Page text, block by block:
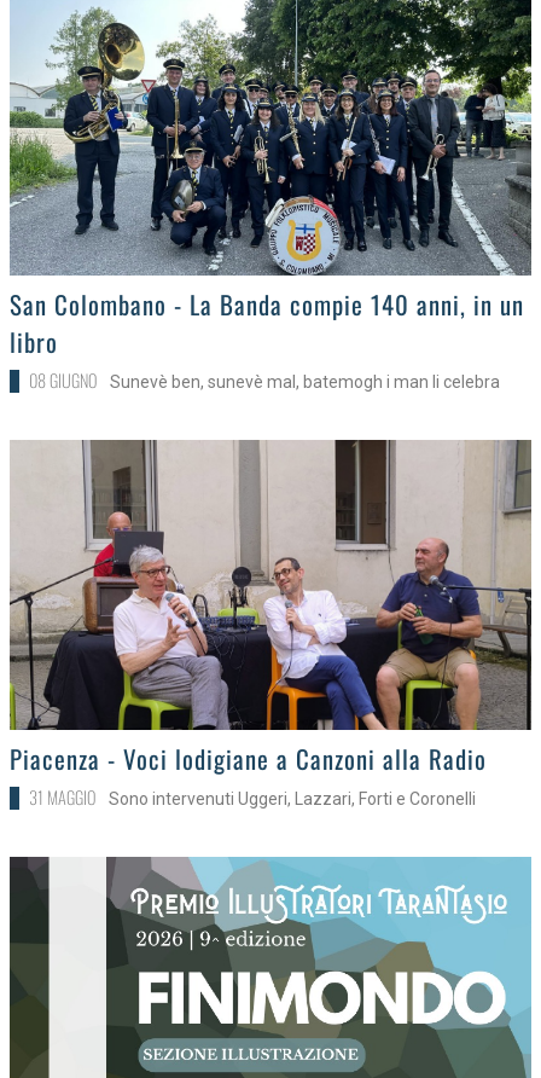
>
San Colombano - La Banda compie 140 anni, in un
libro
08 GIUGNO Sunevè ben, sunevè mal, batemogh i man li celebra
>
Piacenza - Voci lodigiane a Canzoni alla Radio
31 MAGGIO Sono intervenuti Uggeri, Lazzari, Forti e Coronelli